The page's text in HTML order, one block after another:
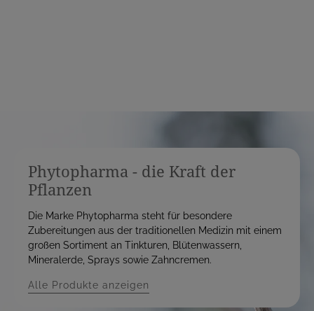
Phytopharma - die Kraft der
Pflanzen
Die Marke Phytopharma steht für besondere
Zubereitungen aus der traditionellen Medizin mit einem
großen Sortiment an Tinkturen, Blütenwassern,
Mineralerde, Sprays sowie Zahncremen.
Alle Produkte anzeigen